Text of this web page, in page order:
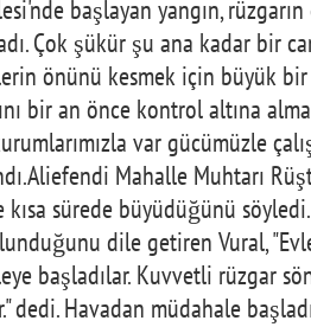
başlayan yangın,
Çok şükür şu ana kadar bir
önünü kesmek için büyük bir
bir an önce kontrol altına
var gücümüzle
Mahalle Muhtarı
sürede büyüdüğünü
dile getiren Vural,
başladılar. Kuvvetli rüzgar
dedi. Havadan müdahale